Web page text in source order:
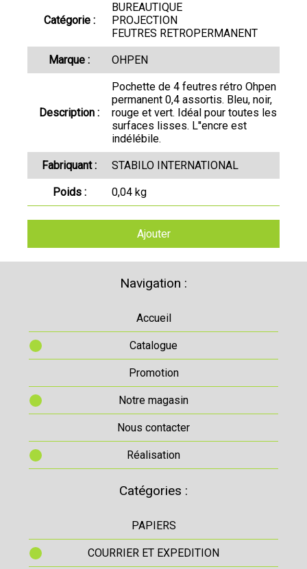
Catégorie :
BUREAUTIQUE
PROJECTION
FEUTRES RETROPERMANENT
Marque : OHPEN
Description :
Pochette de 4 feutres rétro Ohpen
permanent 0,4 assortis. Bleu, noir,
rouge et vert. Idéal pour toutes les
surfaces lisses. L''encre est
indélébile.
Fabriquant : STABILO INTERNATIONAL
Poids : 0,04 kg
Ajouter
Navigation :
Accueil
Catalogue
Promotion
Notre magasin
Nous contacter
Réalisation
Catégories :
PAPIERS
COURRIER ET EXPEDITION